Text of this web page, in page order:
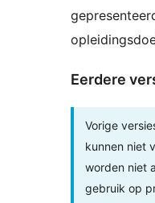
Eerdere
Vorige
kunnen niet
worden niet
gebruik op